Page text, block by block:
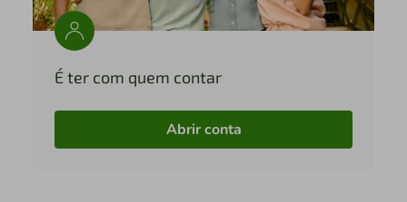
É ter com quem contar
Abrir conta